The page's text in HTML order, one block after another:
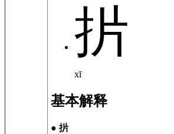
扸
xī
基本解释
● 扸